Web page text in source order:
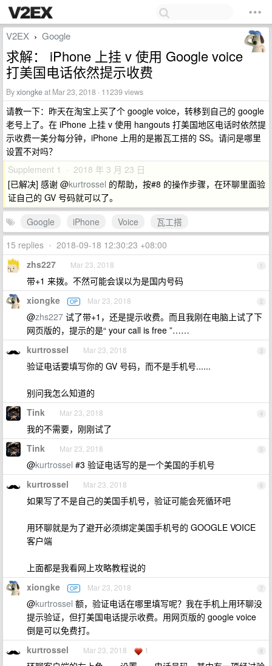
V2EX › Google
求解： iPhone 上挂 v 使用 Google voice
打美国电话依然提示收费
Byxiongkeat Mar 23, 2018 · 11239 views
请教一下：昨天在淘宝上买了个 google voice，转移到自己的 google
老号上了。在 iPhone 上挂 v 使用 hangouts 打美国地区电话时依然提
示收费一美分每分钟，iPhone 上用的是搬瓦工搭的 SS。请问是哪里
设置不对吗？
Supplement 1 · 2018 年 3 月 23 日
[已解决] 感谢 @kurtrossel 的帮助，按#8 的操作步骤，在环聊里面验
证自己的 GV 号码就可以了。
Google
iPhone Voice
瓦工搭
15 replies • 2018-09-18 12:30:23 +08:00
1
zhs227 Mar 23, 2018
带+1 来拨。不然可能会误以为是国内号码
2
xiongke OP Mar 23, 2018
@zhs227 试了带+1，还是提示收费。而且我刚在电脑上试了下
网页版的，提示的是“ your call is free ”……
3
kurtrossel Mar 23, 2018
验证电话要填写你的 GV 号码，而不是手机号......
别问我怎么知道的
4
Tink Mar 23, 2018
我的不需要，刚刚试了
5
Tink Mar 23, 2018
@kurtrossel #3 验证电话写的是一个美国的手机号
6
kurtrossel Mar 23, 2018
如果写了不是自己的美国手机号，验证可能会死循环吧
用环聊就是为了避开必须绑定美国手机号的 GOOGLE VOICE
客户端
上面都是我看网上攻略教程说的
7
xiongke OP Mar 23, 2018
@kurtrossel 额，验证电话在哪里填写呢？我在手机上用环聊没
提示验证，但打美国电话提示收费。用网页版的 google voice
倒是可以免费打。
8
kurtrossel Mar 23, 2018 1